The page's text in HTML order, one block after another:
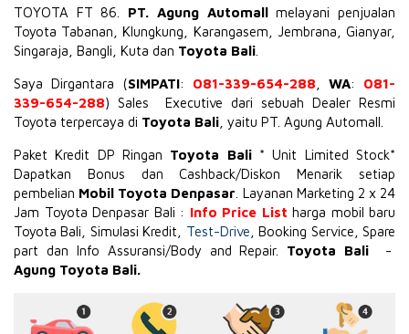
TOYOTA FT 86 PT. Agung Automallmelayani penjualan
Toyota Tabanan, Klungkung, Karangasem, Jembrana, Gianyar,
Singaraja, Bangli, Kuta dan Toyota Bali
Saya Dirgantara (SIMPATI: 081-339-654-288 WA: 081-
339-654-288) Sales Executive dari sebuah Dealer Resmi
Toyota terpercaya di Toyota Bali , yaitu PT. Agung Automall.
Paket Kredit DP Ringan Toyota Bali * Unit Limited Stock*
Dapatkan Bonus dan Cashback/Diskon Menarik setiap
pembelian Mobil Toyota Denpasar . Layanan Marketing 2 x 24
Jam Toyota Denpasar Bali : Info Price List harga mobil baru
Toyota Bali, Simulasi Kredit, Test-Drive , Booking Service, Spare
part dan Info Assuransi/Body and Repair. Toyota Bali -
Agung Toyota Bali.